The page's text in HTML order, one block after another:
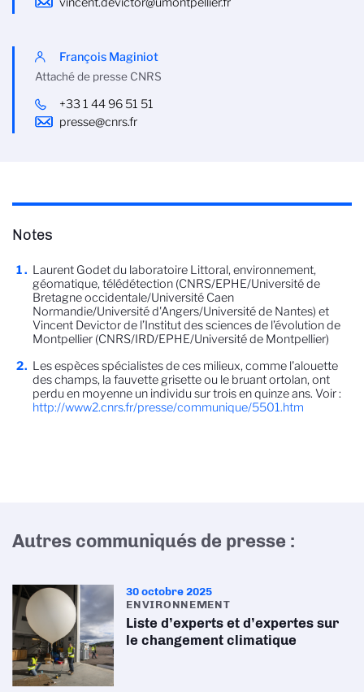
François Maginiot
Attaché de presse CNRS
+33 1 44 96 51 51
presse@cnrs.fr
Notes
Laurent Godet du laboratoire Littoral, environnement,
géomatique, télédétection (CNRS/EPHE/Université de
Bretagne occidentale/Université Caen
Normandie/Université d'Angers/Université de Nantes) et
Vincent Devictor de l’Institut des sciences de l’évolution de
Montpellier (CNRS/IRD/EPHE/Université de Montpellier)
Les espèces spécialistes de ces milieux, comme l'alouette
des champs, la fauvette grisette ou le bruant ortolan, ont
perdu en moyenne un individu sur trois en quinze ans. Voir :
http://www2.cnrs.fr/presse/communique/5501.htm
Autres communiqués de presse :
30 octobre 2025
ENVIRONNEMENT
Liste d’experts et d’expertes sur
le changement climatique